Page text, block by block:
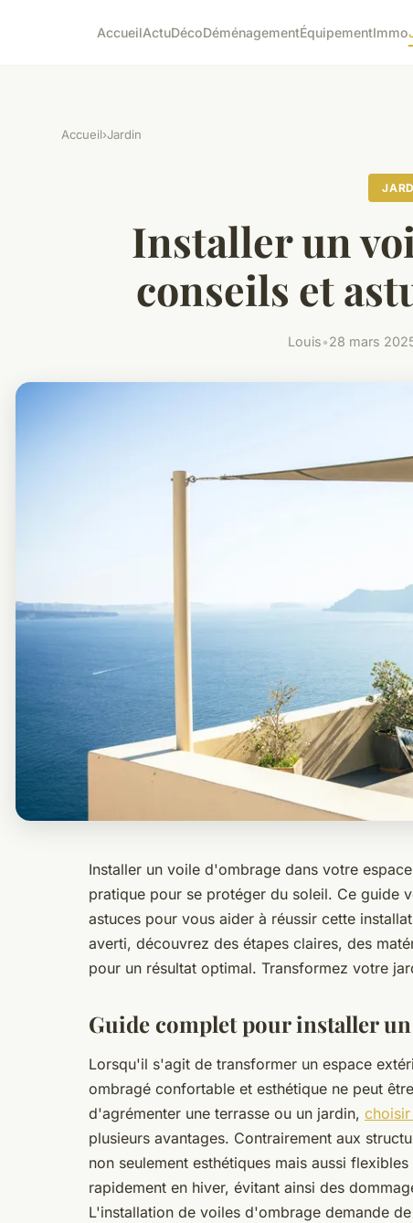
AccueilActuDécoDéménagementÉquipementImmo
Accueil›Jardin
Installer un
conseils et
Louis•28 mars
Installer un voile d'ombrage dans votre
pratique pour se protéger du soleil. Ce guide
astuces pour vous aider à réussir cette
averti, découvrez des étapes claires, des
pour un résultat optimal. Transformez votre
Guide complet pour installer
Lorsqu'il s'agit de transformer un espace
ombragé confortable et esthétique ne peut
d'agrémenter une terrasse ou un jardin,
plusieurs avantages. Contrairement aux
non seulement esthétiques mais aussi
rapidement en hiver, évitant ainsi des
L'installation de voiles d'ombrage demande